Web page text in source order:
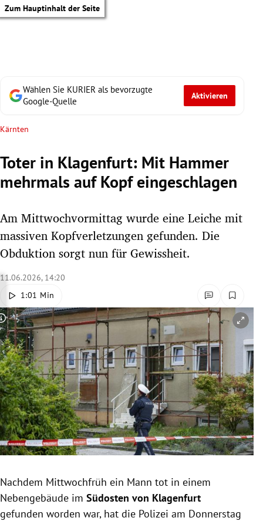
Zum Hauptinhalt der Seite
Untermenü
Untermenü
Untermenü
Untermenü
Untermenü
Untermenü
Untermenü
Untermenü
Untermenü
Wählen Sie KURIER als bevorzugte
Google-Quelle
Aktivieren
Kärnten
Toter in Klagenfurt: Mit Hammer
mehrmals auf Kopf eingeschlagen
Am Mittwochvormittag wurde eine Leiche mit
massiven Kopfverletzungen gefunden. Die
Obduktion sorgt nun für Gewissheit.
11.06.2026, 14:20
1:01 Min
Copyright-Hinweis öffnen/schließen
Nachdem Mittwochfrüh ein Mann tot in einem
Nebengebäude im Südosten von Klagenfurt
gefunden worden war, hat die Polizei am Donnerstag